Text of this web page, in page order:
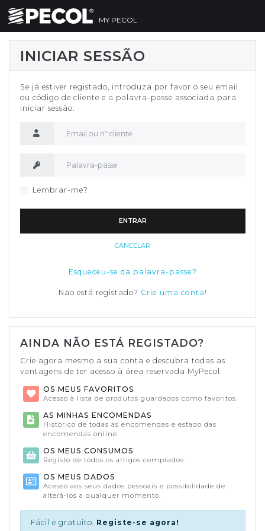
MY PECOL
INICIAR SESSÃO
Se já estiver registado, introduza por favor o seu email
ou código de cliente e a palavra-passe associada para
iniciar sessão.
Lembrar-me?
ENTRAR
CANCELAR
Esqueceu-se da palavra-passe?
Não está registado? Crie uma conta!
AINDA NÃO ESTÁ REGISTADO?
Crie agora mesmo a sua conta e descubra todas as
vantagens de ter acesso à área reservada MyPecol:
OS MEUS FAVORITOS
Acesso à lista de produtos guardados como favoritos.
AS MINHAS ENCOMENDAS
Histórico de todas as encomendas e estado das
encomendas online.
OS MEUS CONSUMOS
Registo de todos os artigos comprados.
OS MEUS DADOS
Acesso aos seus dados pessoais e possibilidade de
alterá-los a qualquer momento.
Fácil e gratuito. Registe-se agora!